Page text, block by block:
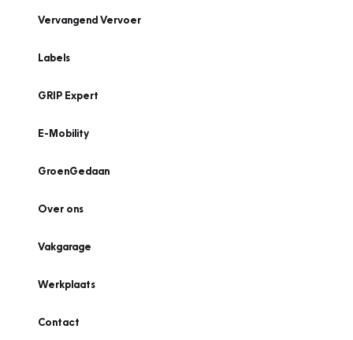
Vervangend Vervoer
Labels
GRIP Expert
E-Mobility
GroenGedaan
Over ons
Vakgarage
Werkplaats
Contact